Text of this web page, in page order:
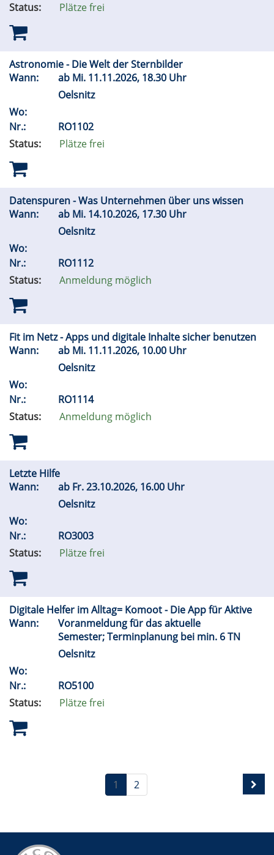
Status:
Plätze frei
Astronomie - Die Welt der Sternbilder
Wann:
ab Mi. 11.11.2026, 18.30 Uhr
Oelsnitz
Wo:
Nr.:
RO1102
Status:
Plätze frei
Datenspuren - Was Unternehmen über uns wissen
Wann:
ab Mi. 14.10.2026, 17.30 Uhr
Oelsnitz
Wo:
Nr.:
RO1112
Status:
Anmeldung möglich
Fit im Netz - Apps und digitale Inhalte sicher benutzen
Wann:
ab Mi. 11.11.2026, 10.00 Uhr
Oelsnitz
Wo:
Nr.:
RO1114
Status:
Anmeldung möglich
Letzte Hilfe
Wann:
ab Fr.23.10.2026, 16.00 Uhr
Oelsnitz
Wo:
Nr.:
RO3003
Status:
Plätze frei
Digitale Helfer im Alltag= Komoot - Die App für Aktive
Wann:
Voranmeldung für das aktuelle
Semester; Terminplanung bei min. 6 TN
Oelsnitz
Wo:
Nr.:
RO5100
Status:
Plätze frei
1 2